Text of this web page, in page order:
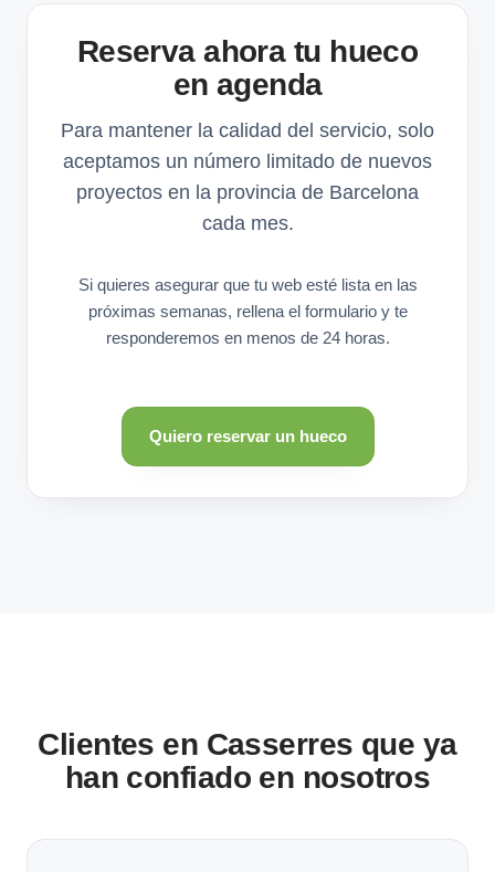
Reserva ahora tu hueco
en agenda
Para mantener la calidad del servicio, solo
aceptamos un número limitado de nuevos
proyectos en la provincia de Barcelona
cada mes.
Si quieres asegurar que tu web esté lista en las
próximas semanas, rellena el formulario y te
responderemos en menos de 24 horas.
Quiero reservar un hueco
Clientes en Casserres que ya
han confiado en nosotros